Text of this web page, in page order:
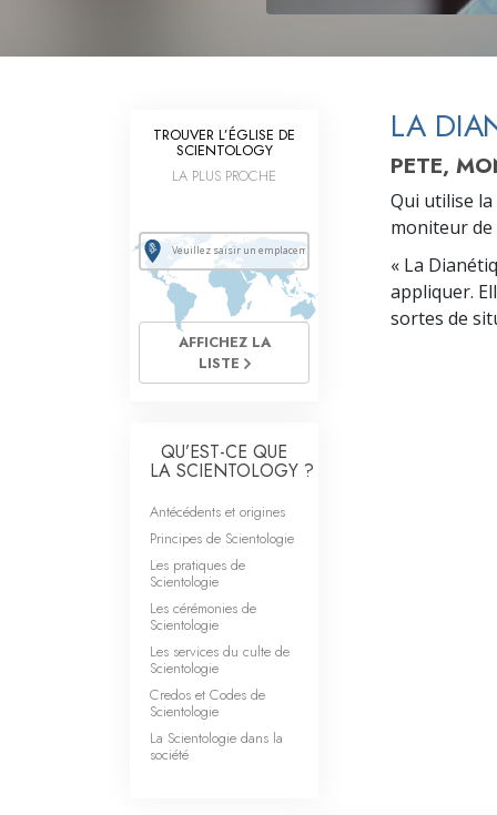
LA
PETE,
Qui utilise
moniteur de
« La
appliquer.
sortes de
TROUVER L’ÉGLISE DE
SCIENTOLOGY
LA PLUS PROCHE
AFFICHEZ LA
LISTE
QU’EST-CE QUE
LA SCIENTOLOGY ?
Antécédents et origines
Principes de Scientologie
Les pratiques de
Scientologie
Les cérémonies de
Scientologie
Les services du culte de
Scientologie
Credos et Codes de
Scientologie
La Scientologie dans la
société